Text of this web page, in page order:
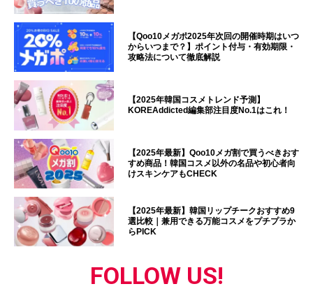
【Qoo10メガポ2025年次回の開催時期はいつ
からいつまで？】ポイント付与・有効期限・
攻略法について徹底解説
【2025年韓国コスメトレンド予測】
KOREAddicted編集部注目度No.1はこれ！
【2025年最新】Qoo10メガ割で買うべきおす
すめ商品！韓国コスメ以外の名品や初心者向
けスキンケアもCHECK
【2025年最新】韓国リップチークおすすめ9
選比較｜兼用できる万能コスメをプチプラか
らPICK
FOLLOW US!